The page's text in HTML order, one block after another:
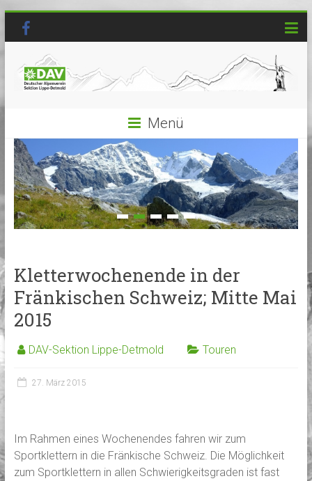
Menü
Kletterwochenende in der
Fränkischen Schweiz; Mitte Mai
2015
DAV-Sektion Lippe-Detmold Touren
27. März 2015
Im Rahmen eines Wochenendes fahren wir zum
Sportklettern in die Fränkische Schweiz. Die Möglichkeit
zum Sportklettern in allen Schwierigkeitsgraden ist fast